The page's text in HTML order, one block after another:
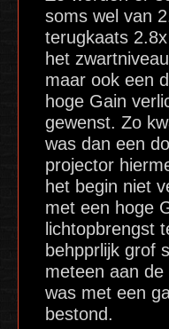
soms wel van
terugkaats
het
maar ook een
hoge Gain
gewenst. Zo
was dan een
projector
het begin niet
met een hoge
lichtopbrengst
behpprlijk grof
meteen aan
was met een
bestond.